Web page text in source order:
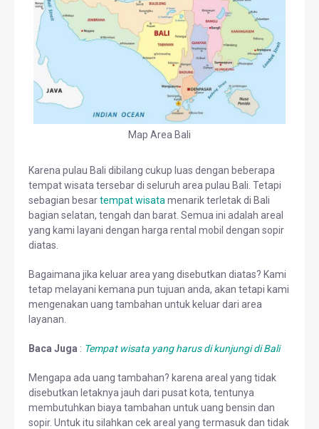
Map Area Bali
Karena pulau Bali dibilang cukup luas dengan beberapa
tempat wisata tersebar di seluruh area pulau Bali. Tetapi
sebagian besartempat wisata menarik terletak di Bali
bagian selatan, tengah dan barat. Semua ini adalah areal
yang kami layani dengan harga rental mobil dengan sopir
diatas.
Bagaimana jika keluar area yang disebutkan diatas? Kami
tetap melayani kemana pun tujuan anda, akan tetapi kami
mengenakan uang tambahan untuk keluar dari area
layanan.
Baca Juga : Tempat wisata yang harus di kunjungi di Bali
Mengapa ada uang tambahan? karena areal yang tidak
disebutkan letaknya jauh dari pusat kota, tentunya
membutuhkan biaya tambahan untuk uang bensin dan
sopir. Untuk itu silahkan cek areal yang termasuk dan tidak